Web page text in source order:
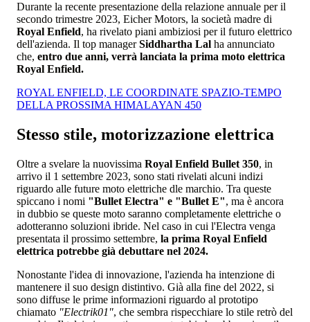
Durante la recente presentazione della relazione annuale per il
secondo trimestre 2023, Eicher Motors, la società madre di
Royal Enfield, ha rivelato piani ambiziosi per il futuro elettrico
dell'azienda. Il top managerSiddhartha Lal ha annunciato
che, entro due anni, verrà lanciata la prima moto elettrica
Royal Enfield.
ROYAL ENFIELD, LE COORDINATE SPAZIO-TEMPO
DELLA PROSSIMA HIMALAYAN 450
Stesso stile, motorizzazione elettrica
Oltre a svelare la nuovissima Royal Enfield Bullet 350, in
arrivo il 1 settembre 2023, sono stati rivelati alcuni indizi
riguardo alle future moto elettriche dle marchio. Tra queste
spiccano i nomi "Bullet Electra" e "Bullet E", ma è ancora
in dubbio se queste moto saranno completamente elettriche o
adotteranno soluzioni ibride. Nel caso in cui l'Electra venga
presentata il prossimo settembre, la prima Royal Enfield
elettrica potrebbe già debuttare nel 2024.
Nonostante l'idea di innovazione, l'azienda ha intenzione di
mantenere il suo design distintivo. Già alla fine del 2022, si
sono diffuse le prime informazioni riguardo al prototipo
chiamato "Electrik01", che sembra rispecchiare lo stile retrò del